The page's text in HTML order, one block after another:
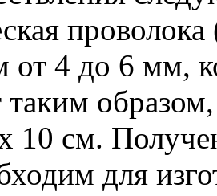
от 4 до 6 мм,
таким
10 см.
для